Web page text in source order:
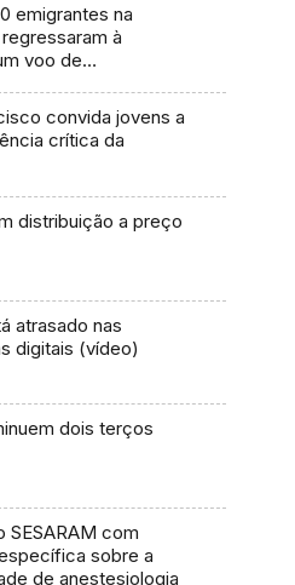
emigrantes na
à
voo de
convida jovens a
crítica da
distribuição a preço
atrasado nas
digitais (vídeo)
dois terços
SESARAM com
sobre a
de anestesiologia